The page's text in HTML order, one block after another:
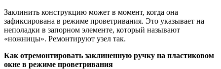
Заклинить конструкцию может в момент, когда она
зафиксирована в режиме проветривания. Это указывает на
неполадки в запорном элементе, который называют
«ножницы». Ремонтируют узел так.
Как отремонтировать заклиненную ручку на пластиковом
окне в режиме проветривания